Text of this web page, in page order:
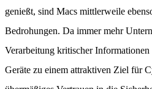
genießt, sind Macs mittlerweile
Bedrohungen. Da immer mehr
Verarbeitung kritischer Informationen
Geräte zu einem attraktiven Ziel für